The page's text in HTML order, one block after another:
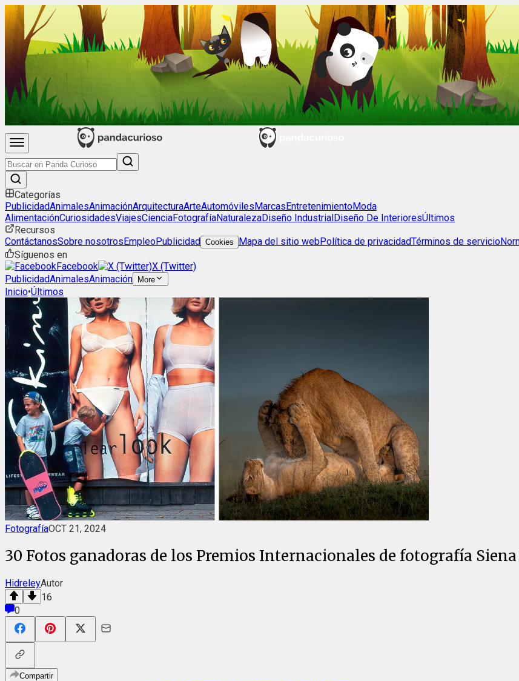
Categorías
PublicidadAnimalesAnimaciónArquitecturaArteAutomóvilesMarcasEntretenimientoModa
AlimentaciónCuriosidadesViajesCienciaFotografíaNaturalezaDiseño IndustrialDiseño De InterioresÚltimos
Recursos
ContáctanosSobre nosotrosEmpleoPublicidad Cookies Mapa del sitio webPolítica de privacidadTérminos de servicio
Síguenos en
Facebook
X (Twitter)
PublicidadAnimalesAnimación More
Inicio•Últimos
FotografíaOCT 21, 2024
30 Fotos ganadoras de los Premios Internacionales de fotografía Siena
HidreleyAutor
16
0
Compartir